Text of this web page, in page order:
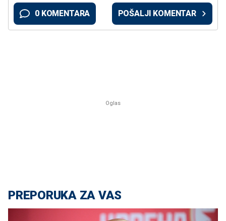
0 KOMENTARA POŠALJI KOMENTAR
PREPORUKA ZA VAS